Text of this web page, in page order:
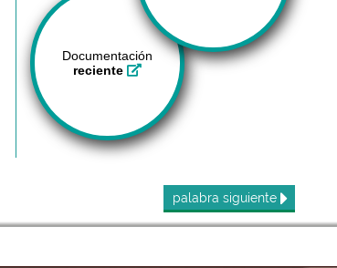
Documentación
reciente
palabra siguiente